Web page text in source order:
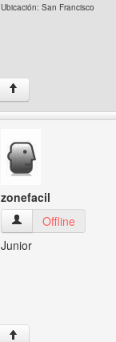
Ubicación: San Francisco
↑
zonefacil
zonefacil Ver perfil
Offline
Junior
↑